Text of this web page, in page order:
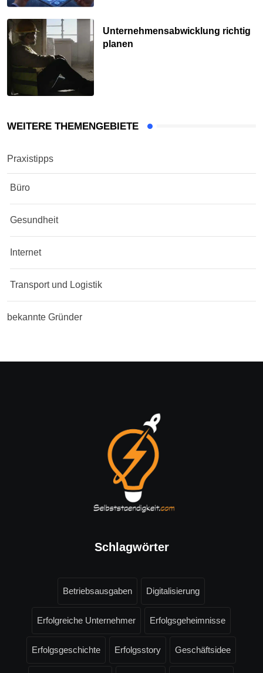
Unternehmensabwicklung richtig
planen
WEITERE THEMENGEBIETE
Praxistipps
Büro
Gesundheit
Internet
Transport und Logistik
bekannte Gründer
Schlagwörter
Betriebsausgaben Digitalisierung
Erfolgreiche Unternehmer Erfolgsgeheimnisse
Erfolgsgeschichte Erfolgsstory Geschäftsidee